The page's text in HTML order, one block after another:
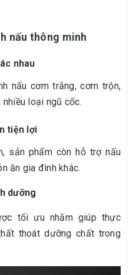
nấu thông minh
nhau
nấu cơm trắng, cơm trộn,
loại ngũ cốc.
tiện lợi
sản phẩm còn hỗ trợ nấu
ăn gia đình khác.
dưỡng
tối ưu nhằm giúp thực
thoát dưỡng chất trong